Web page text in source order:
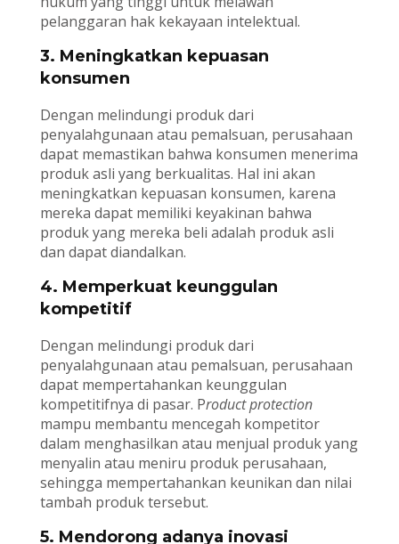
pelanggaran hak kekayaan intelektual.
3. Meningkatkan kepuasan
konsumen
Dengan melindungi produk dari
penyalahgunaan atau pemalsuan, perusahaan
dapat memastikan bahwa konsumen menerima
produk asli yang berkualitas. Hal ini akan
meningkatkan kepuasan konsumen, karena
mereka dapat memiliki keyakinan bahwa
produk yang mereka beli adalah produk asli
dan dapat diandalkan.
4. Memperkuat keunggulan
kompetitif
Dengan melindungi produk dari
penyalahgunaan atau pemalsuan, perusahaan
dapat mempertahankan keunggulan
kompetitifnya di pasar. Product protection
mampu membantu mencegah kompetitor
dalam menghasilkan atau menjual produk yang
menyalin atau meniru produk perusahaan,
sehingga mempertahankan keunikan dan nilai
tambah produk tersebut.
5. Mendorong adanya inovasi